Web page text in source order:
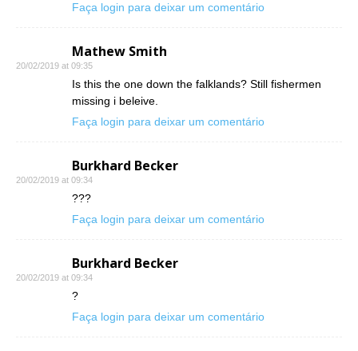
Faça login para deixar um comentário
Mathew Smith
20/02/2019 at 09:35
Is this the one down the falklands? Still fishermen
missing i beleive.
Faça login para deixar um comentário
Burkhard Becker
20/02/2019 at 09:34
???
Faça login para deixar um comentário
Burkhard Becker
20/02/2019 at 09:34
?
Faça login para deixar um comentário